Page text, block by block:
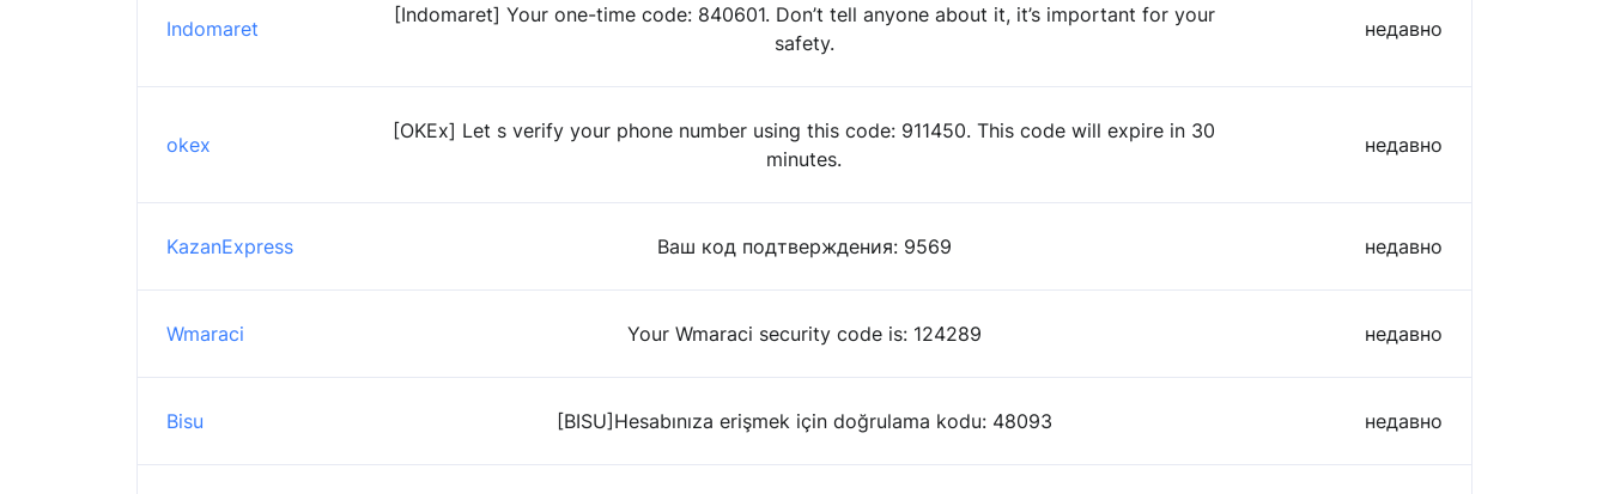
Indomaret
[Indomaret] Your one-time code: 840601. Don’t tell anyone about it, it’s important for your
safety.
недавно
okex
[OKEx] Let s verify your phone number using this code: 911450. This code will expire in 30
minutes.
недавно
KazanExpress Ваш код подтверждения: 9569 недавно
Wmaraci Your Wmaraci security code is: 124289 недавно
Bisu [BISU]Hesabınıza erişmek için doğrulama kodu: 48093 недавно